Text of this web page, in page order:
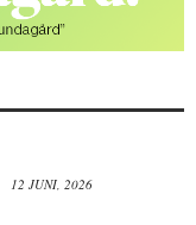
12 JUNI, 2026